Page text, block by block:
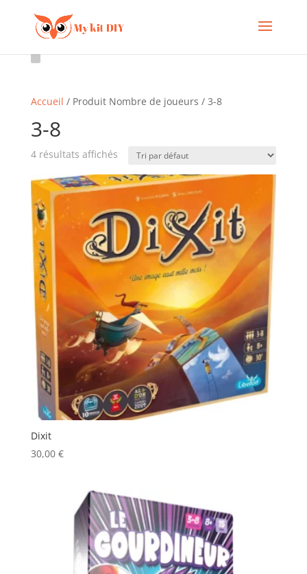
Accueil / Produit Nombre de joueurs / 3-8
3-8
4 résultats affichés
Dixit
30,00 €